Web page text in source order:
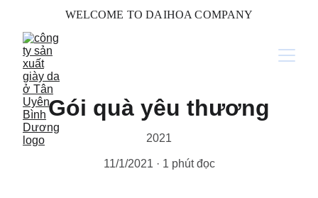
WELCOME TO DAIHOA COMPANY
Gói quà yêu thương
2021
11/1/2021 1 phút đọc